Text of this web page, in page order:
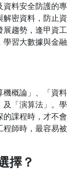
資料安全防護的專
密資料，防止資
展趨勢，逢甲資工
學習大數據與金融
機概論」、「資料
及「演算法」。學
的課程時，才不會
師時，最容易被
擇？